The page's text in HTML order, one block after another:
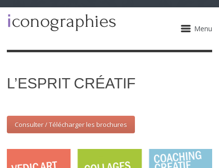
Menu
L’ESPRIT CRÉATIF
Consulter / Télécharger les brochures